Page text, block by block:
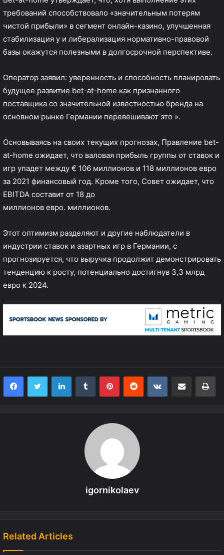
требований способствовало «значительным потерям
чистой прибыли» в сегмент онлайн-казино, улучшенная
стабилизация y и либерализация нормативно-правовой
базы окажутся полезными в долгосрочной перспективе.
Оператор заявил: уверенность и способность планировать
будущее развитие bet-at-home как признанного
поставщика со значительной известностью бренда на
основном рынке Германии перевешивают это ».
Основываясь на своих текущих прогнозах, Правление bet-
at-home ожидает, что валовая прибыль группы от ставок и
игр упадет между € 106 миллионов и 118 миллионов евро
за 2021 финансовый год. Кроме того, Совет ожидает, что
EBITDA составит от 18 до
миллионов евро. миллионов.
Этот оптимизм разделяют и другие наблюдатели в
индустрии ставок и азартных игр в Германии, с
прогнозируется, что выручка продолжит демонстрировать
тенденцию к росту, потенциально достигнув 3,3 млрд
евро к 2024.
igornikolaev
Related Articles